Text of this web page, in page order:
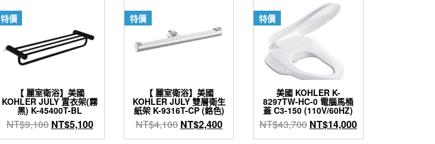
特價
【 麗室衛浴】美國
KOHLER JULY 置衣架(霧
黑) K-45400T-BL
NT$9,100 原
始
NT$5,100目
前
特價
【 麗室衛浴】美國
KOHLER JULY 雙層衛生
紙架 K-9316T-CP (鉻色)
NT$4,100 原
始
NT$2,400目
前
特價
美國 KOHLER K-
8297TW-HC-0 電腦馬桶
蓋 C3-150 (110V/60HZ)
NT$43,700 原
始
NT$14,000目
前